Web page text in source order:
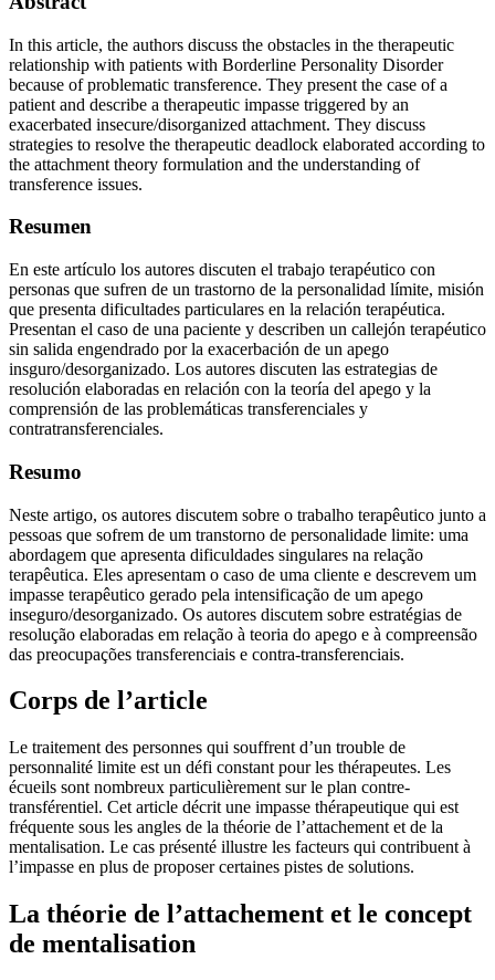
In this article, the authors discuss the obstacles in the therapeutic
relationship with patients with Borderline Personality Disorder
because of problematic transference. They present the case of a
patient and describe a therapeutic impasse triggered by an
exacerbated insecure/disorganized attachment. They discuss
strategies to resolve the therapeutic deadlock elaborated according to
the attachment theory formulation and the understanding of
transference issues.
Resumen
En este artículo los autores discuten el trabajo terapéutico con
personas que sufren de un trastorno de la personalidad límite, misión
que presenta dificultades particulares en la relación terapéutica.
Presentan el caso de una paciente y describen un callejón terapéutico
sin salida engendrado por la exacerbación de un apego
insguro/desorganizado. Los autores discuten las estrategias de
resolución elaboradas en relación con la teoría del apego y la
comprensión de las problemáticas transferenciales y
contratransferenciales.
Resumo
Neste artigo, os autores discutem sobre o trabalho terapêutico junto a
pessoas que sofrem de um transtorno de personalidade limite: uma
abordagem que apresenta dificuldades singulares na relação
terapêutica. Eles apresentam o caso de uma cliente e descrevem um
impasse terapêutico gerado pela intensificação de um apego
inseguro/desorganizado. Os autores discutem sobre estratégias de
resolução elaboradas em relação à teoria do apego e à compreensão
das preocupações transferenciais e contra-transferenciais.
Corps de l’article
Le traitement des personnes qui souffrent d’un trouble de
personnalité limite est un défi constant pour les thérapeutes. Les
écueils sont nombreux particulièrement sur le plan contre-
transférentiel. Cet article décrit une impasse thérapeutique qui est
fréquente sous les angles de la théorie de l’attachement et de la
mentalisation. Le cas présenté illustre les facteurs qui contribuent à
l’impasse en plus de proposer certaines pistes de solutions.
La théorie de l’attachement et le concept
de mentalisation